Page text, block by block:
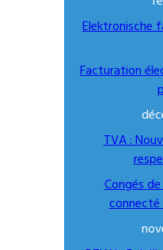
Elektronische
Facturation
TVA :
Congés
connecté